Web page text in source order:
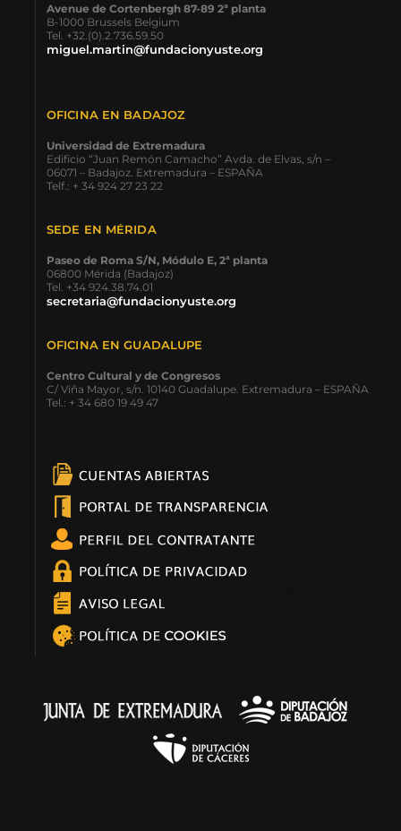
Avenue de Cortenbergh 87-89 2ª planta
B-1000 Brussels Belgium
Tel. +32.(0).2.736.59.50
miguel.martin@fundacionyuste.org
OFICINA EN BADAJOZ
Universidad de Extremadura
Edificio “Juan Remón Camacho” Avda. de Elvas, s/n –
06071 – Badajoz. Extremadura – ESPAÑA
Telf.: + 34 924 27 23 22
SEDE EN MÉRIDA
Paseo de Roma S/N, Módulo E, 2ª planta
06800 Mérida (Badajoz)
Tel. +34 924.38.74.01
secretaria@fundacionyuste.org
OFICINA EN GUADALUPE
Centro Cultural y de Congresos
C/ Viña Mayor, s/n. 10140 Guadalupe. Extremadura – ESPAÑA
Tel.: + 34 680 19 49 47